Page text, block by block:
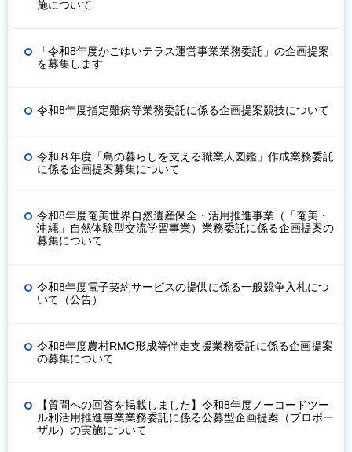
施について
「令和8年度かごゆいテラス運営事業業務委託」の企画提案
を募集します
令和8年度指定難病等業務委託に係る企画提案競技について
令和８年度「島の暮らしを支える職業人図鑑」作成業務委託
に係る企画提案募集について
令和8年度奄美世界自然遺産保全・活用推進事業（「奄美・
沖縄」自然体験型交流学習事業）業務委託に係る企画提案の
募集について
令和8年度電子契約サービスの提供に係る一般競争入札につ
いて（公告）
令和8年度農村RMO形成等伴走支援業務委託に係る企画提案
の募集について
【質問への回答を掲載しました】令和8年度ノーコードツー
ル利活用推進事業業務委託に係る公募型企画提案（プロポー
ザル）の実施について